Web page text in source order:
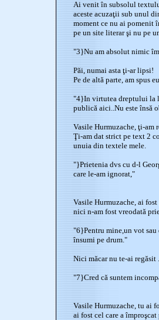
Ai venit în subsolul
aceste acuzaţii sub unul
moment ce nu ai pomenit
pe un site literar şi nu pe
"3}Nu am absolut nimic
Păi, numai asta ţi-ar lipsi!
Pe de altă parte, am spus
"4}In virtutea dreptului la
publică aici..Nu este însă
Vasile Hurmuzache, ţi-am
Ţi-am dat strict pe text 2
unuia din textele mele.
"}Prietenia dvs cu d-l
care le-am ignorat,"
Vasile Hurmuzache, ai
nici n-am fost vreodată
"6}Pentru mine,un vot sau
însumi pe drum."
Nici măcar nu te-ai regăsit .
"7}Cred că suntem
Vasile Hurmuzache, tu ai
ai fost cel care a